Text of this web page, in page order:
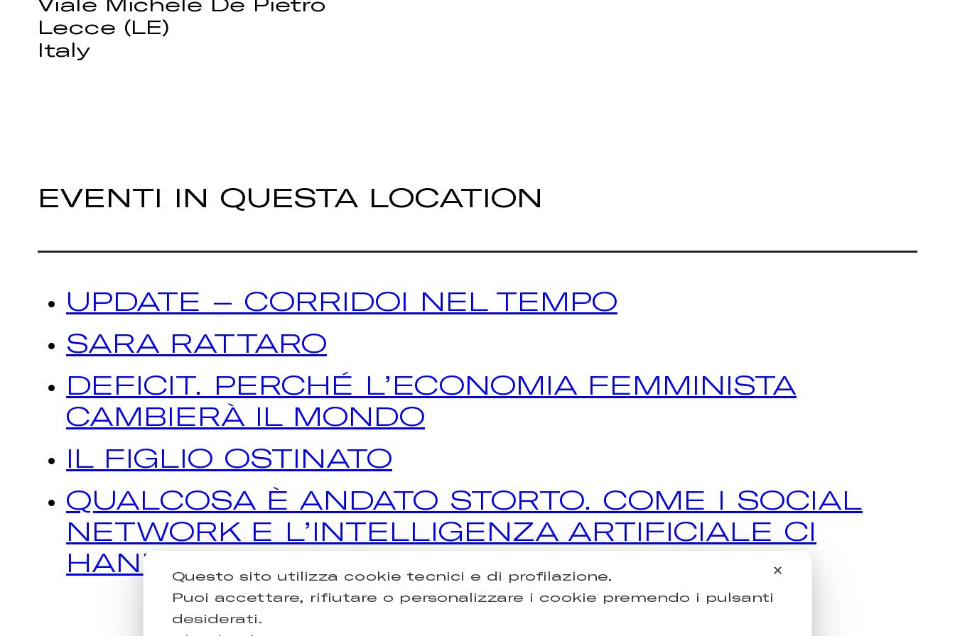
Lecce (LE)
Italy
EVENTI IN QUESTA LOCATION
UPDATE – CORRIDOI NEL TEMPO
SARA RATTARO
DEFICIT. PERCHÉ L’ECONOMIA FEMMINISTA
CAMBIERÀ IL MONDO
IL FIGLIO OSTINATO
QUALCOSA È ANDATO STORTO. COME I SOCIAL
NETWORK E L’INTELLIGENZA ARTIFICIALE CI
HANNO RUBATO IL FUTURO
✕
Questo sito utilizza cookie tecnici e di profilazione.
Puoi accettare, rifiutare o personalizzare i cookie premendo i pulsanti
desiderati.